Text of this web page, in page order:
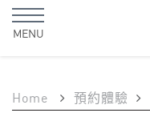
MENU
Home 預約體驗